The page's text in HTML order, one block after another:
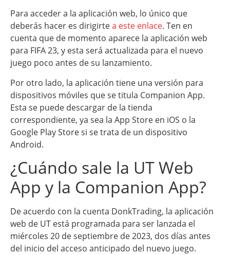
Para acceder a la aplicación web, lo único que
deberás hacer es dirigirtea este enlace. Ten en
cuenta que de momento aparece la aplicación web
para FIFA 23, y esta será actualizada para el nuevo
juego poco antes de su lanzamiento.
Por otro lado, la aplicación tiene una versión para
dispositivos móviles que se titula Companion App.
Esta se puede descargar de la tienda
correspondiente, ya sea la App Store en iOS o la
Google Play Store si se trata de un dispositivo
Android.
¿Cuándo sale la UT Web
App y la Companion App?
De acuerdo con la cuenta DonkTrading, la aplicación
web de UT está programada para ser lanzada el
miércoles 20 de septiembre de 2023, dos días antes
del inicio del acceso anticipado del nuevo juego.